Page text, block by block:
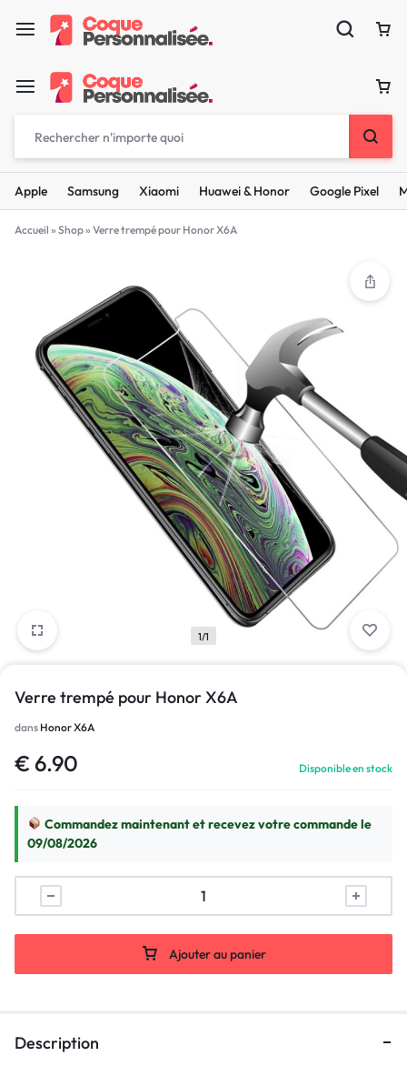
Apple Samsung Xiaomi Huawei & Honor Google Pixel
Accueil » Shop» Verre trempé pour Honor X6A
1/1
Verre trempé pour Honor X6A
dans Honor X6A
€ 6.90 Disponible en stock
Commandez maintenant et recevez votre commande le
09/08/2026
Ajouter au panier
Description